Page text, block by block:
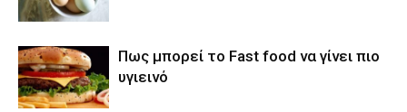
Πως μπορεί το Fast food να γίνει πιο
υγιεινό